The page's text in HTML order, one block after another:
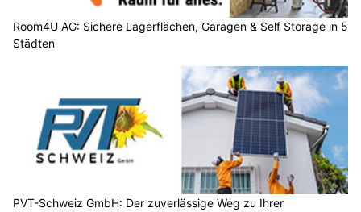
Room4U AG: Sichere Lagerflächen, Garagen & Self Storage in 5
Städten
PVT-Schweiz GmbH: Der zuverlässige Weg zu Ihrer